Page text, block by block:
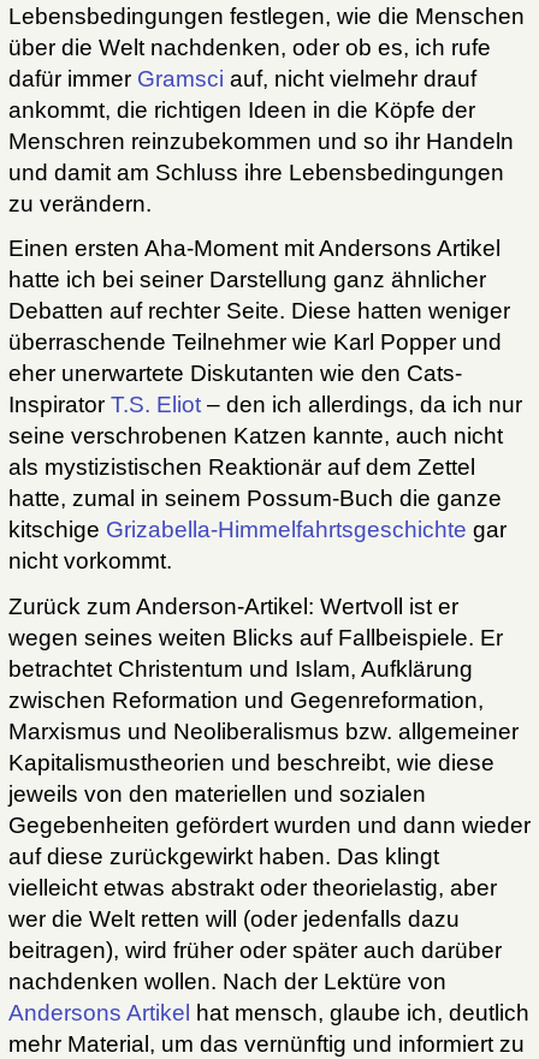
Lebensbedingungen festlegen, wie die Menschen
über die Welt nachdenken, oder ob es, ich rufe
dafür immer Gramsci auf, nicht vielmehr drauf
ankommt, die richtigen Ideen in die Köpfe der
Menschren reinzubekommen und so ihr Handeln
und damit am Schluss ihre Lebensbedingungen
zu verändern.
Einen ersten Aha-Moment mit Andersons Artikel
hatte ich bei seiner Darstellung ganz ähnlicher
Debatten auf rechter Seite. Diese hatten weniger
überraschende Teilnehmer wie Karl Popper und
eher unerwartete Diskutanten wie den Cats-
Inspirator T.S. Eliot– den ich allerdings, da ich nur
seine verschrobenen Katzen kannte, auch nicht
als mystizistischen Reaktionär auf dem Zettel
hatte, zumal in seinem Possum-Buch die ganze
kitschige Grizabella-Himmelfahrtsgeschichte gar
nicht vorkommt.
Zurück zum Anderson-Artikel: Wertvoll ist er
wegen seines weiten Blicks auf Fallbeispiele. Er
betrachtet Christentum und Islam, Aufklärung
zwischen Reformation und Gegenreformation,
Marxismus und Neoliberalismus bzw. allgemeiner
Kapitalismustheorien und beschreibt, wie diese
jeweils von den materiellen und sozialen
Gegebenheiten gefördert wurden und dann wieder
auf diese zurückgewirkt haben. Das klingt
vielleicht etwas abstrakt oder theorielastig, aber
wer die Welt retten will (oder jedenfalls dazu
beitragen), wird früher oder später auch darüber
nachdenken wollen. Nach der Lektüre von
Andersons Artikel hat mensch, glaube ich, deutlich
mehr Material, um das vernünftig und informiert zu